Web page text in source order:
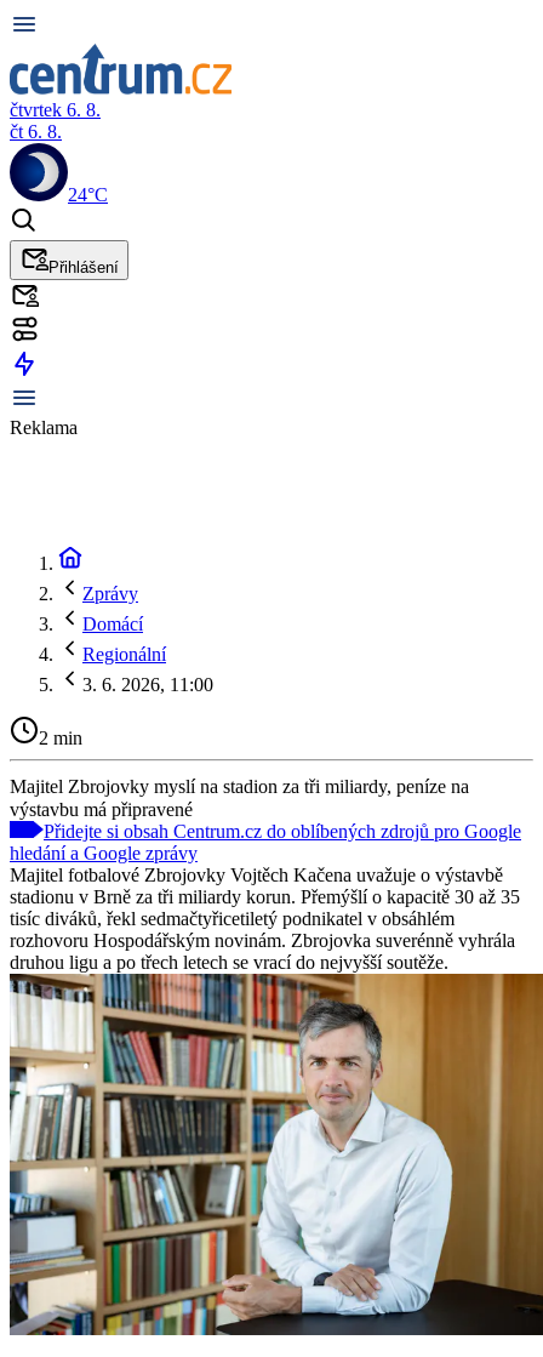
čtvrtek 6. 8.
čt 6. 8.
24°C
Přihlášení
Reklama
Zprávy
Domácí
Regionální
3. 6. 2026, 11:00
2 min
Majitel Zbrojovky myslí na stadion za tři miliardy, peníze na
výstavbu má připravené
Přidejte si obsah Centrum.cz do oblíbených zdrojů pro Google
hledání a Google zprávy
Majitel fotbalové Zbrojovky Vojtěch Kačena uvažuje o výstavbě
stadionu v Brně za tři miliardy korun. Přemýšlí o kapacitě 30 až 35
tisíc diváků, řekl sedmačtyřicetiletý podnikatel v obsáhlém
rozhovoru Hospodářským novinám. Zbrojovka suverénně vyhrála
druhou ligu a po třech letech se vrací do nejvyšší soutěže.